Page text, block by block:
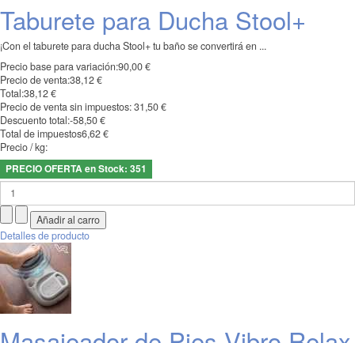
Taburete para Ducha Stool+
¡Con el taburete para ducha Stool+ tu baño se convertirá en ...
Precio base para variación:90,00 €
Precio de venta:38,12 €
Total:38,12 €
Precio de venta sin impuestos:31,50 €
Descuento total:-58,50 €
Total de impuestos6,62 €
Precio / kg:
PRECIO OFERTA en Stock: 351
Detalles de producto